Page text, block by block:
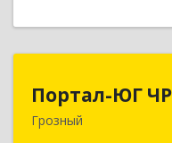
Портал-ЮГ ЧР
Грозный
364906,